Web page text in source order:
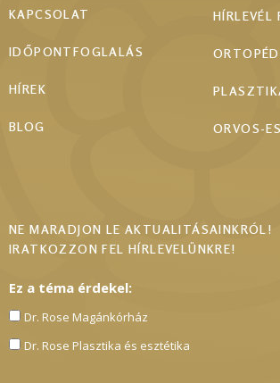
KAPCSOLAT
IDŐPONTFOGLALÁS
HÍREK
BLOG
HÍRLEVÉL
ORVOS-
NE MARADJON LE AKTUALITÁSAINKRÓL!
IRATKOZZON FEL HÍRLEVELÜNKRE!
Ez a téma érdekel:
Dr. Rose Magánkórház
Dr. Rose Plasztika és esztétika